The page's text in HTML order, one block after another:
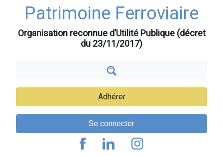
Patrimoine Ferroviaire
Organisation reconnue d’Utilité Publique (décret
du 23/11/2017)
Adhérer
Se connecter